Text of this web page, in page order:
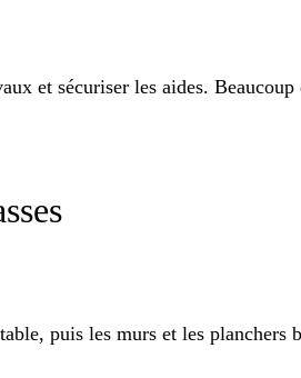
et sécuriser les aides.
puis les murs et les planchers